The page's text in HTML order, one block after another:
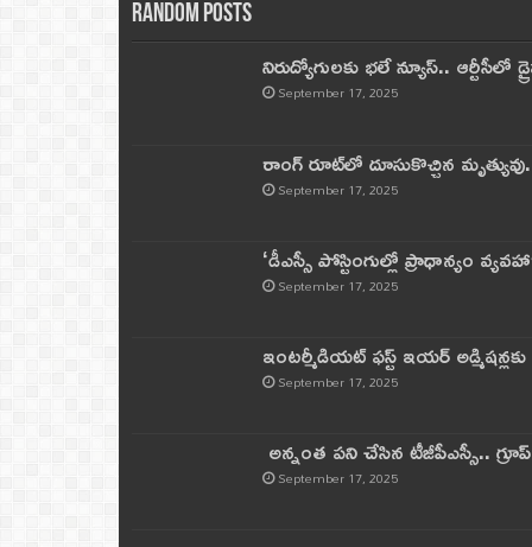
Random Posts
నిరుద్యోగులకు భలే న్యూస్.. ఆర్టీసీలో
September 17, 2025
రాంగ్ రూట్‌లో దూసుకొచ్చిన
September 17, 2025
‘డీఎస్సీ పోస్టింగుల్లో ప్రాధాన్యం
September 17, 2025
ఇంటర్మీడియట్ ఫస్ట్‌ ఇయర్‌
September 17, 2025
అన్నంత పని చేసిన టీజీపీఎస్సీ..
September 17, 2025